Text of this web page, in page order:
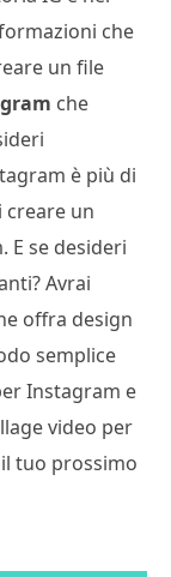
che
un file
che
è più di
creare un
E se desideri
Avrai
offra design
semplice
Instagram e
video per
tuo prossimo